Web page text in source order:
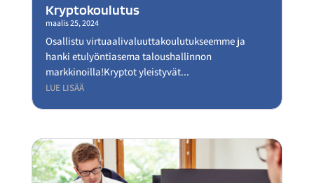
Kryptokoulutus
maalis 25, 2024
Osallistu virtuaalivaluuttakoulutukseemme ja
hanki etulyöntiasema taloushallinnon
markkinoilla!Kryptot yleistyvät...
LUE LISÄÄ